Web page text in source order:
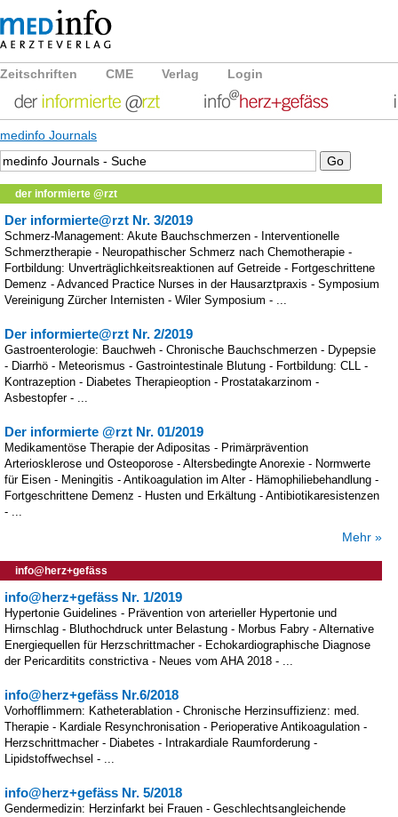
Zeitschriften CME Verlag Login
medinfo Journals
der informierte @rzt
Der informierte@rzt Nr. 3/2019
Schmerz-Management: Akute Bauchschmerzen - Interventionelle
Schmerztherapie - Neuropathischer Schmerz nach Chemotherapie -
Fortbildung: Unverträglichkeitsreaktionen auf Getreide - Fortgeschrittene
Demenz - Advanced Practice Nurses in der Hausarztpraxis - Symposium
Vereinigung Zürcher Internisten - Wiler Symposium - ...
Der informierte@rzt Nr. 2/2019
Gastroenterologie: Bauchweh - Chronische Bauchschmerzen - Dypepsie
- Diarrhö - Meteorismus - Gastrointestinale Blutung - Fortbildung: CLL -
Kontrazeption - Diabetes Therapieoption - Prostatakarzinom -
Asbestopfer - ...
Der informierte @rzt Nr. 01/2019
Medikamentöse Therapie der Adipositas - Primärprävention
Arteriosklerose und Osteoporose - Altersbedingte Anorexie - Normwerte
für Eisen - Meningitis - Antikoagulation im Alter - Hämophiliebehandlung -
Fortgeschrittene Demenz - Husten und Erkältung - Antibiotikaresistenzen
- ...
Mehr »
info@herz+gefäss
info@herz+gefäss Nr. 1/2019
Hypertonie Guidelines - Prävention von arterieller Hypertonie und
Hirnschlag - Bluthochdruck unter Belastung - Morbus Fabry - Alternative
Energiequellen für Herzschrittmacher - Echokardiographische Diagnose
der Pericarditits constrictiva - Neues vom AHA 2018 - ...
info@herz+gefäss Nr.6/2018
Vorhofflimmern: Katheterablation - Chronische Herzinsuffizienz: med.
Therapie - Kardiale Resynchronisation - Perioperative Antikoagulation -
Herzschrittmacher - Diabetes - Intrakardiale Raumforderung -
Lipidstoffwechsel - ...
info@herz+gefäss Nr. 5/2018
Gendermedizin: Herzinfarkt bei Frauen - Geschlechtsangleichende